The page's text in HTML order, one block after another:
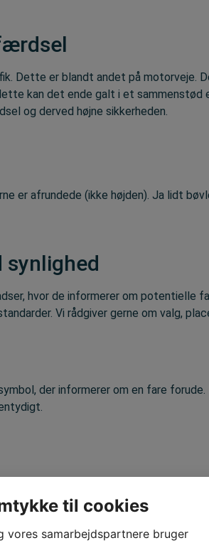
Dette er blandt andet på
kan det ende galt i et sammenstød
og derved højne sikkerheden.
er afrundede (ikke højden). Ja lidt
synlighed
hvor de informerer om potentielle
Vi rådgiver gerne om valg,
der informerer om en fare
de første standardiserede tavler
kender i dag med rød trekant og
til cookies
vores samarbejdspartnere bruger